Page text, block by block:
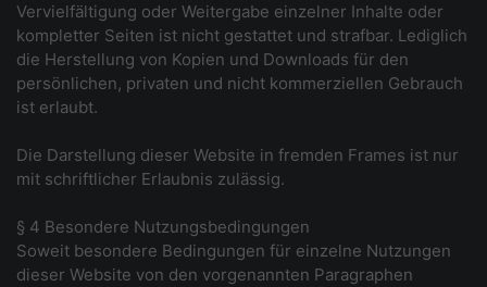
Vervielfältigung oder Weitergabe einzelner Inhalte oder
kompletter Seiten ist nicht gestattet und strafbar. Lediglich
die Herstellung von Kopien und Downloads für den
persönlichen, privaten und nicht kommerziellen Gebrauch
ist erlaubt.
Die Darstellung dieser Website in fremden Frames ist nur
mit schriftlicher Erlaubnis zulässig.
§ 4 Besondere Nutzungsbedingungen
Soweit besondere Bedingungen für einzelne Nutzungen
dieser Website von den vorgenannten Paragraphen